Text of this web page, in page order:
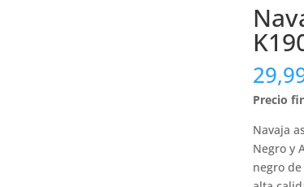
Precio
Navaja
Negro y
negro